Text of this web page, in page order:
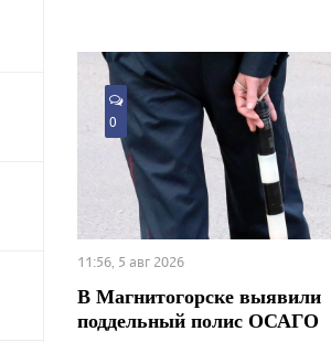
0
11:56, 5 авг 2026
В Магнитогорске выявили
поддельный полис ОСАГО